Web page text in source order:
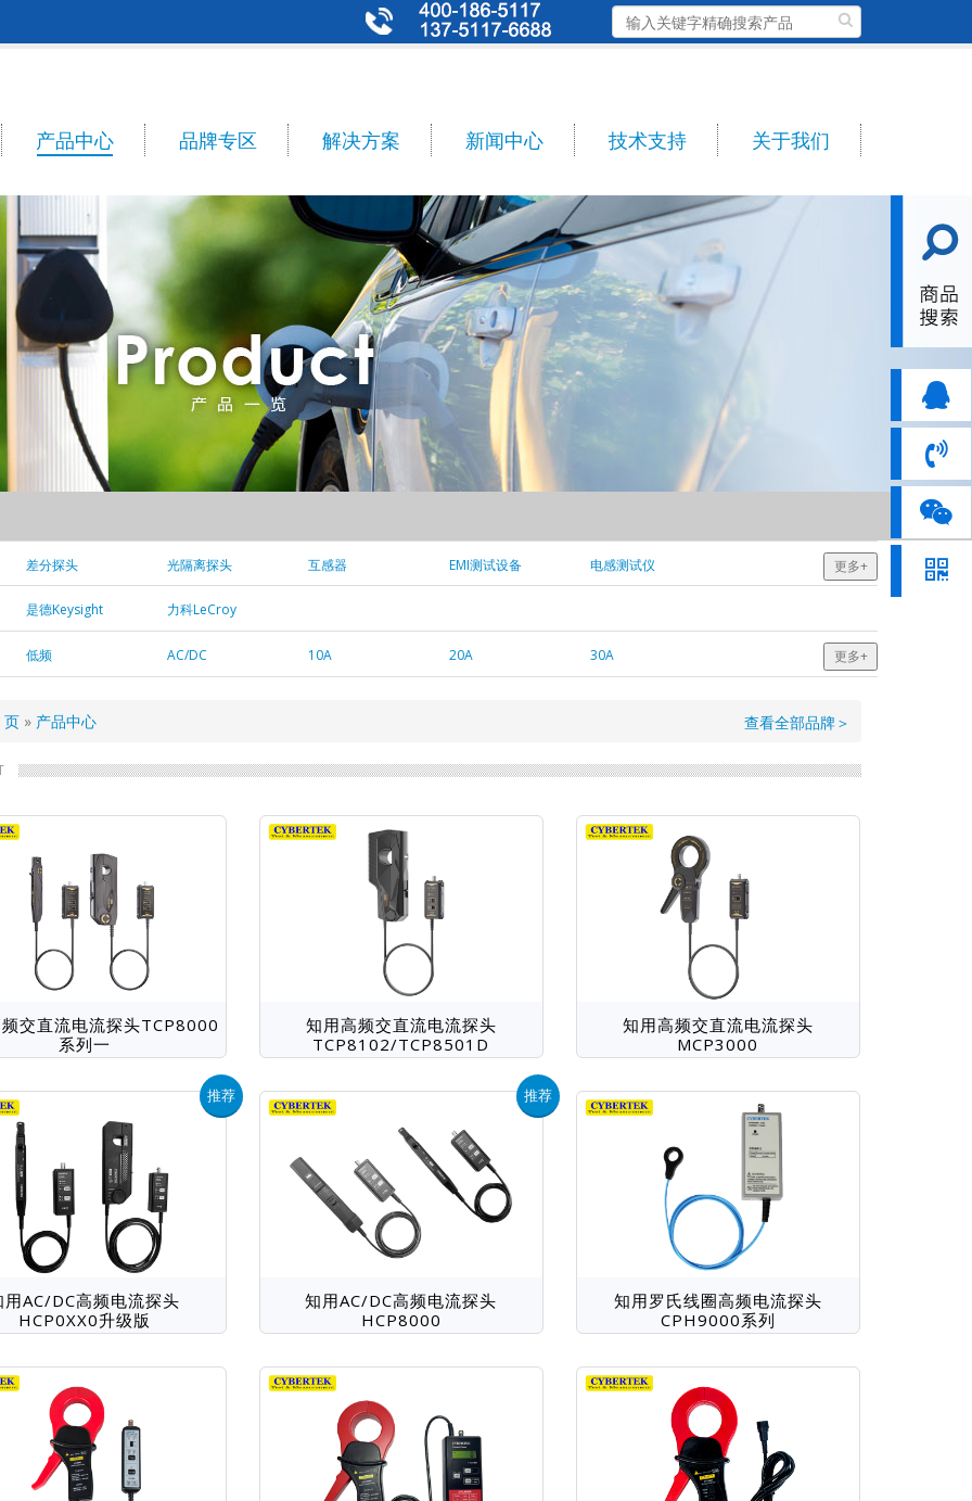
产品中心 品牌专区 解决方案 新闻中心 技术支持 关于我们
差分探头 光隔离探头 互感器 EMI测试设备
电感测试仪
分流器
其他探头
更多+
是德Keysight 力科LeCroy
低频 AC/DC 10A 20A
30A
120A
150A 200A 300A
400A
更多+
查看全部品牌＞
产品中心
交直流电流探头TCP8000
系列一
知用高频交直流电流探头
TCP8102/TCP8501D
知用高频交直流电流探头
MCP3000
推荐
用AC/DC高频电流探头
HCP0XX0升级版
推荐
知用AC/DC高频电流探头
HCP8000
知用罗氏线圈高频电流探头
CPH9000系列